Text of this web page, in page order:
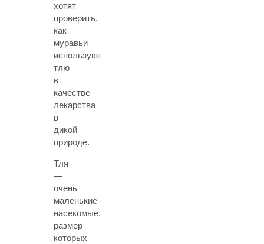
хотят
проверить,
как
муравьи
используют
тлю
в
качестве
лекарства
в
дикой
природе.
Тля
—
очень
маленькие
насекомые,
размер
которых